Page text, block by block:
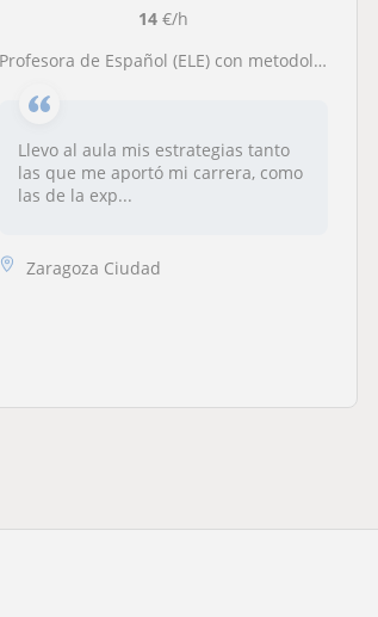
14€/h
Profesora de Español (ELE) con metodología fácil para adquirir la lengua española, soy dedicada, paciente y profesional con los extranjeros
Llevo al aula mis estrategias tanto
las que me aportó mi carrera, como
las de la exp...
Zaragoza Ciudad